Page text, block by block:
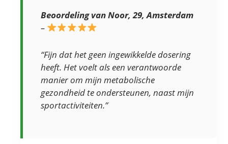
Beoordeling van Noor, 29, Amsterdam
–
“Fijn dat het geen ingewikkelde dosering
heeft. Het voelt als een verantwoorde
manier om mijn metabolische
gezondheid te ondersteunen, naast mijn
sportactiviteiten.”